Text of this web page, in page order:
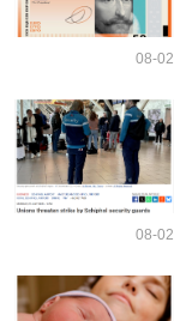
08-02
08-02